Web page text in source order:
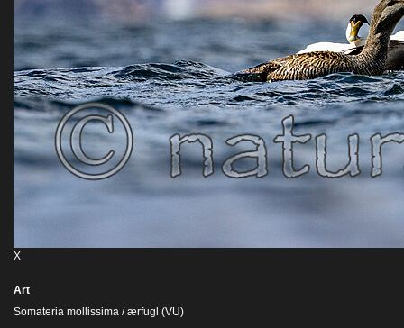
X
Art
Somateria mollissima / ærfugl (VU)